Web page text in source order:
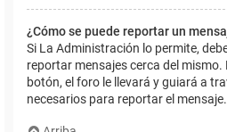
¿Cómo se puede reportar un
Si La Administración lo permite,
reportar mensajes cerca del mismo.
botón, el foro le llevará y guiará a
necesarios para reportar el mensaje.